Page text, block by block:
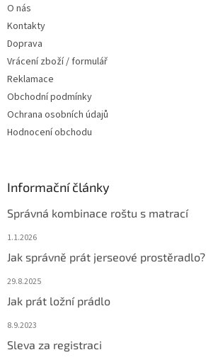
O nás
Kontakty
Doprava
Vrácení zboží / formulář
Reklamace
Obchodní podmínky
Ochrana osobních údajů
Hodnocení obchodu
Informační články
Správná kombinace roštu s matrací
1.1.2026
Jak správně prát jerseové prostěradlo?
29.8.2025
Jak prát ložní prádlo
8.9.2023
Sleva za registraci